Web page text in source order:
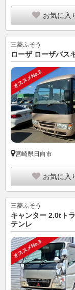
お気に入
三菱ふそう
ローザ ローザバス
オススメNo.2
宮崎県日向市
お気に入
三菱ふそう
キャンター 2.0tト
テンレ
オススメNo.3